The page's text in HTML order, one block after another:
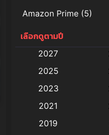
Amazon Prime (5)
Anal (ประตูหลัง)
Animation การ์ตูน
Animation อนิเมะ
เลือกดูตามปี
2027
2025
2023
2021
2019